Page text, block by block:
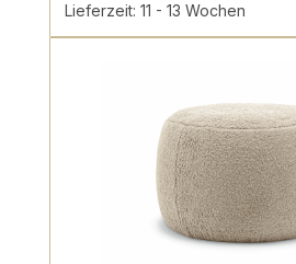
Lieferzeit: 11 - 13 Wochen